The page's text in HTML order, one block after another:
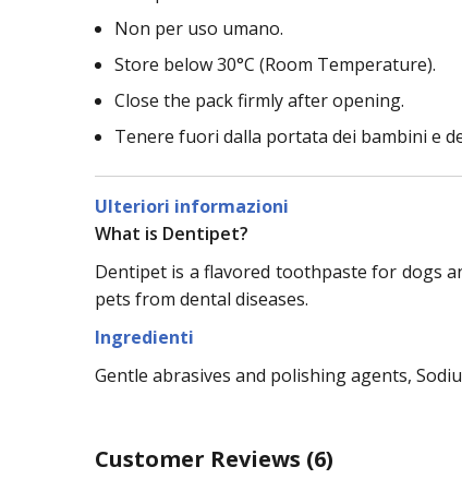
Non per uso umano.
Store below 30°C (Room Temperature).
Close the pack firmly after opening.
Tenere fuori dalla portata dei bambini e
Ulteriori informazioni
What is Dentipet?
Dentipet is a flavored toothpaste for dogs
pets from dental diseases.
Ingredienti
Gentle abrasives and polishing agents,
Customer Reviews (6)